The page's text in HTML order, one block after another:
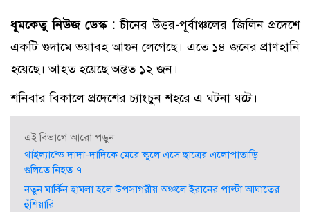
ধূমকেতু নিউজ ডেস্ক :চীনের উত্তর-পূর্বাঞ্চলের জিলিন প্রদেশে
একটি গুদামে ভয়াবহ আগুন লেগেছে। এতে ১৪ জনের প্রাণহানি
হয়েছে। আহত হয়েছে অন্তত ১২ জন।
শনিবার বিকালে প্রদেশের চ্যাংচুন শহরে এ ঘটনা ঘটে।
এই বিভাগে আরো পড়ুন
থাইল্যান্ডে দাদা-দাদিকে মেরে স্কুলে এসে ছাত্রের এলোপাতাড়ি
গুলিতে নিহত ৭
নতুন মার্কিন হামলা হলে উপসাগরীয় অঞ্চলে ইরানের পাল্টা আঘাতের
হুঁশিয়ারি